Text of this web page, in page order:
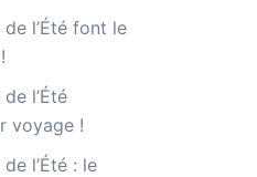
l’Été font le
l’Été
voyage !
l’Été : le